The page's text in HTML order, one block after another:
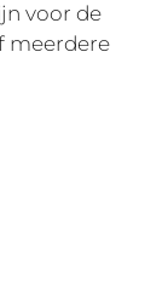
voor de
meerdere